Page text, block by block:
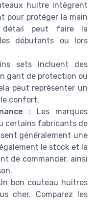
huitre intègrent
pour protéger la main
détail peut faire la
débutants ou lors
sets incluent des
gant de protection ou
peut représenter un
confort.
: Les marques
certains fabricants de
généralement une
le stock et la
de commander, ainsi
bon couteau huitres
cher. Comparez les